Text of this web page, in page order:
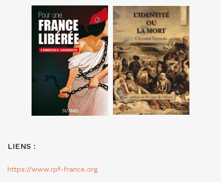
LIENS :
https://www.rpf-france.org